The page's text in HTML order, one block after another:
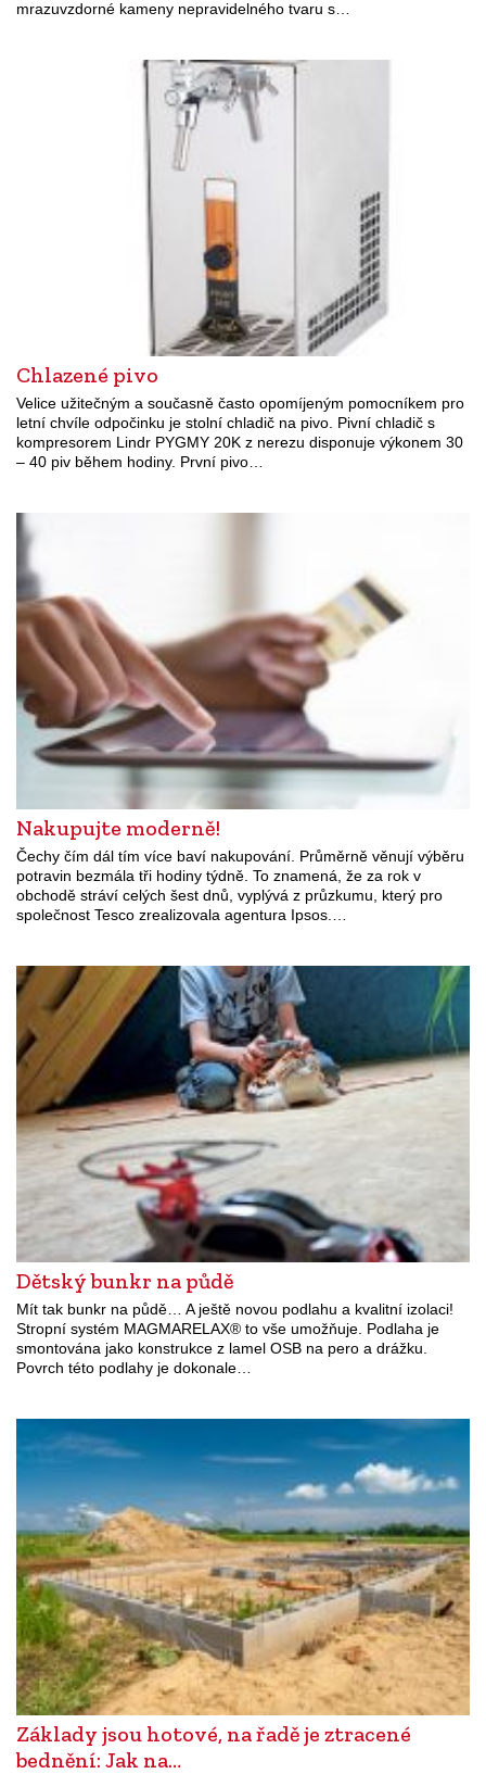
mrazuvzdorné kameny nepravidelného tvaru s…
Chlazené pivo
Velice užitečným a současně často opomíjeným pomocníkem pro
letní chvíle odpočinku je stolní chladič na pivo. Pivní chladič s
kompresorem Lindr PYGMY 20K z nerezu disponuje výkonem 30
– 40 piv během hodiny. První pivo…
Nakupujte moderně!
Čechy čím dál tím více baví nakupování. Průměrně věnují výběru
potravin bezmála tři hodiny týdně. To znamená, že za rok v
obchodě stráví celých šest dnů, vyplývá z průzkumu, který pro
společnost Tesco zrealizovala agentura Ipsos.…
Dětský bunkr na půdě
Mít tak bunkr na půdě… A ještě novou podlahu a kvalitní izolaci!
Stropní systém MAGMARELAX® to vše umožňuje. Podlaha je
smontována jako konstrukce z lamel OSB na pero a drážku.
Povrch této podlahy je dokonale…
Základy jsou hotové, na řadě je ztracené
bednění: Jak na…